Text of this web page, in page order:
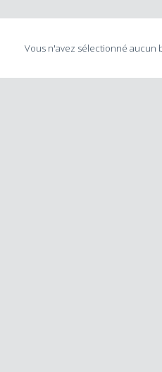
Vous n'avez sélectionné aucun